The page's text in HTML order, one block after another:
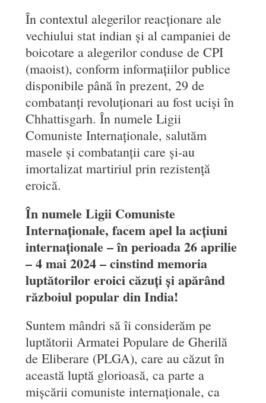
În contextul alegerilor reacționare ale
vechiului stat indian și al campaniei de
boicotare a alegerilor conduse de CPI
(maoist), conform informațiilor publice
disponibile până în prezent, 29 de
combatanți revoluționari au fost uciși în
Chhattisgarh. În numele Ligii
Comuniste Internaționale, salutăm
masele și combatanții care și-au
imortalizat martiriul prin rezistență
eroică.
În numele Ligii Comuniste
Internaționale, facem apel la acțiuni
internaționale – în perioada 26 aprilie
– 4 mai 2024 – cinstind memoria
luptătorilor eroici căzuți și apărând
războiul popular din India!
Suntem mândri să îi considerăm pe
luptătorii Armatei Populare de Gherilă
de Eliberare (PLGA), care au căzut în
această luptă glorioasă, ca parte a
mișcării comuniste internaționale, ca